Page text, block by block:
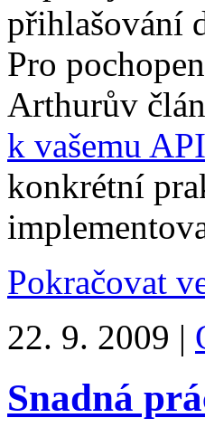
přihlašování
Pro
Arthurův
k vašemu API
konkrétní
Pokračovat
22. 9. 2009 |
Snadná